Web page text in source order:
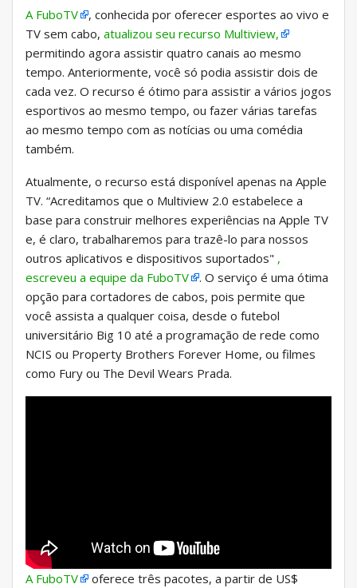
A FuboTV
, conhecida por oferecer esportes ao vivo e
TV sem cabo, atualizou seu recurso Multiview,
permitindo agora assistir quatro canais ao mesmo
tempo. Anteriormente, você só podia assistir dois de
cada vez. O recurso é ótimo para assistir a vários jogos
esportivos ao mesmo tempo, ou fazer várias tarefas
ao mesmo tempo com as notícias ou uma comédia
também.
Atualmente, o recurso está disponível apenas na Apple
TV. “Acreditamos que o Multiview 2.0 estabelece a
base para construir melhores experiências na Apple TV
e, é claro, trabalharemos para trazê-lo para nossos
outros aplicativos e dispositivos suportados" ,
escreveu a equipe da FuboTV
. O serviço é uma ótima
opção para cortadores de cabos, pois permite que
você assista a qualquer coisa, desde o futebol
universitário Big 10 até a programação de rede como
NCIS ou Property Brothers Forever Home, ou filmes
como Fury ou The Devil Wears Prada.
A FuboTV
oferece três pacotes, a partir de US$